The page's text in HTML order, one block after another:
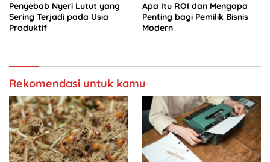
Penyebab Nyeri Lutut yang
Sering Terjadi pada Usia
Produktif
Apa Itu ROI dan Mengapa
Penting bagi Pemilik Bisnis
Modern
Rekomendasi untuk kamu